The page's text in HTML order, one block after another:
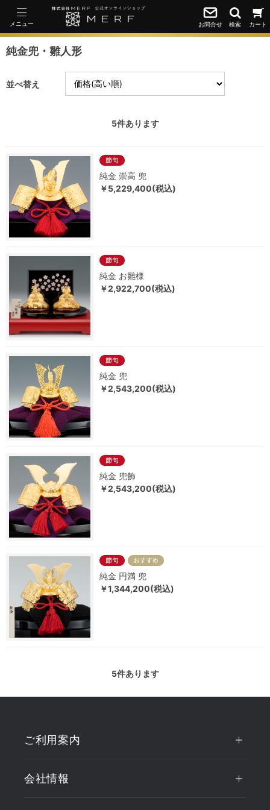
お問合せ 検索 カート
メニュー
純金兜・雛人形
並べ替え
5件あります
純金 崇高 兜
￥5,229,400(税込)
純金 お雛様
￥2,922,700(税込)
純金 兜
￥2,543,200(税込)
純金 兜飾
￥2,543,200(税込)
純金 円満 兜
￥1,344,200(税込)
5件あります
ご利用案内
会社情報